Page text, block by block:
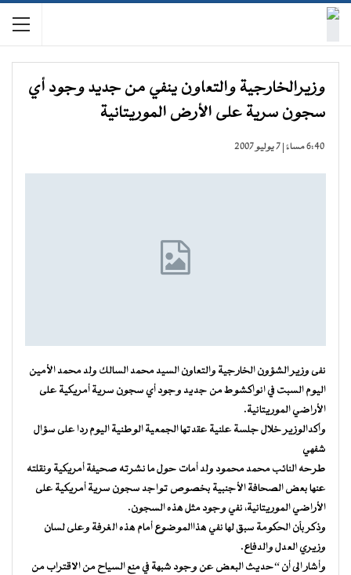
وزيرالخارجية والتعاون ينفي من جديد وجود أي
سجون سرية على الأرض الموريتانية
6:40 مساءً | 7 يوليو 2007
نفى وزير الشؤون الخارجية والتعاون السيد محمد السالك ولد محمد الأمين
اليوم السبت في انواكشوط من جديد وجود أي سجون سرية أمريكية على
الأراضي الموريتانية.
وأكدالوزير خلال جلسة علنية عقدتها الجمعية الوطنية اليوم ردا على سؤال
شفهي
طرحه النائب محمد محمود ولد أمات حول ما نشرته صحيفة أمريكية ونقلته
عنها بعض الصحافة الأجنبية بخصوص تواجد سجون سرية أمريكية على
الأراضي الموريتانية، نفي وجود مثل هذه السجون.
وذكر بأن الحكومة سبق لها نفي هذاالموضوع أمام هذه الغرفة وعلى لسان
وزيري العدل والدفاع.
وأشار الى أن “حديث البعض عن وجود شبهة في منع السياح من الاقتراب من